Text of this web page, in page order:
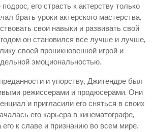
его страсть к актерству только
брать уроки актерского мастерства,
свои навыки и развивать свой
он становился все лучше и лучше,
своей проникновенной игрой и
эмоциональностью.
и упорству, Джитендре был
режиссерами и продюсерами. Они
и пригласили его сняться в своих
его карьера в кинематографе,
его к славе и признанию во всем мире.